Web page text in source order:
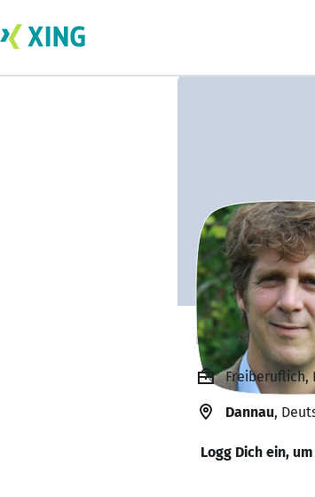
Dr.
Freiberuflich,
Dannau,
Logg Dich ein,